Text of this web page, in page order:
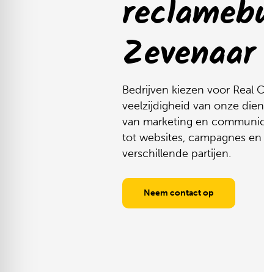
Zevenaar
Bedrijven kiezen voor Real
veelzijdigheid van onze
van marketing en
tot websites, campagnes
verschillende partijen.
Neem contact op